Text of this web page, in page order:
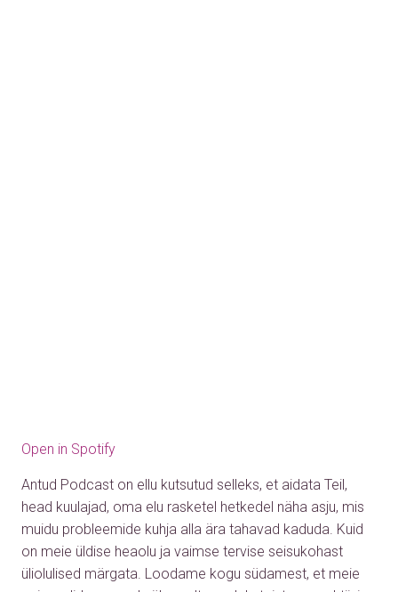
Open in Spotify
Antud Podcast on ellu kutsutud selleks, et aidata Teil,
head kuulajad, oma elu rasketel hetkedel näha asju, mis
muidu probleemide kuhja alla ära tahavad kaduda. Kuid
on meie üldise heaolu ja vaimse tervise seisukohast
üliolulised märgata. Loodame kogu südamest, et meie